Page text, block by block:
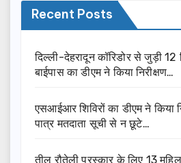
Recent Posts
दिल्ली-देहरादून कॉरिडोर से जुड़ी 12
बाईपास का डीएम ने किया निरीक्षण…
एसआईआर शिविरों का डीएम ने किया
पात्र मतदाता सूची से न छूटे…
तीलू रौतेली पुरस्कार के लिए 13